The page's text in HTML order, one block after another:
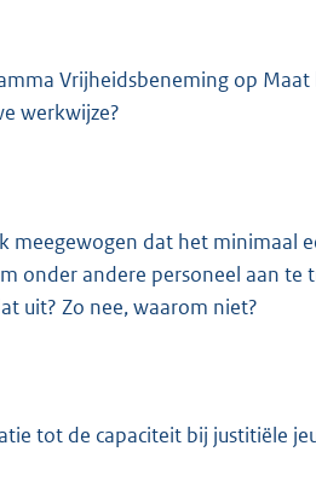
Vrijheidsbeneming op
werkwijze?
meegewogen dat het minimaal
onder andere personeel aan te
uit? Zo nee, waarom niet?
tot de capaciteit bij justitiële